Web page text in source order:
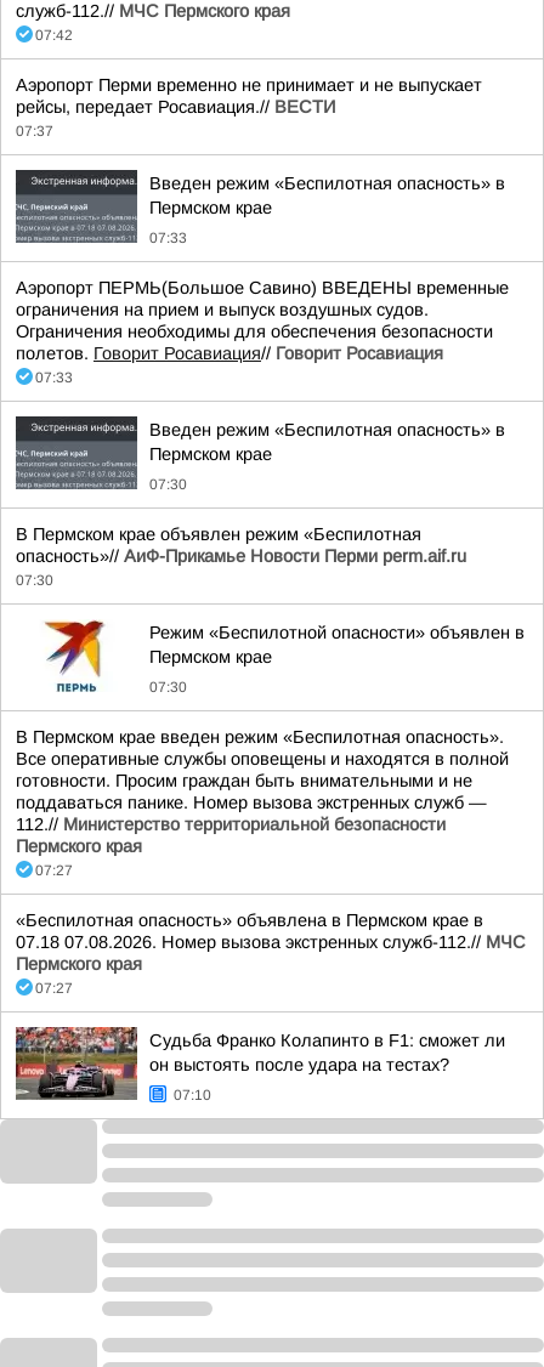
служб-112.// МЧС Пермского края
07:42
Аэропорт Перми временно не принимает и не выпускает
рейсы, передает Росавиация.// ВЕСТИ
07:37
Введен режим «Беспилотная опасность» в
Пермском крае
07:33
Аэропорт ПЕРМЬ(Большое Савино) ВВЕДЕНЫ временные
ограничения на прием и выпуск воздушных судов.
Ограничения необходимы для обеспечения безопасности
полетов. Говорит Росавиация// Говорит Росавиация
07:33
Введен режим «Беспилотная опасность» в
Пермском крае
07:30
В Пермском крае объявлен режим «Беспилотная
опасность»// АиФ-Прикамье Новости Перми perm.aif.ru
07:30
Режим «Беспилотной опасности» объявлен в
Пермском крае
07:30
В Пермском крае введен режим «Беспилотная опасность».
Все оперативные службы оповещены и находятся в полной
готовности. Просим граждан быть внимательными и не
поддаваться панике. Номер вызова экстренных служб —
112.// Министерство территориальной безопасности
Пермского края
07:27
«Беспилотная опасность» объявлена в Пермском крае в
07.18 07.08.2026. Номер вызова экстренных служб-112.// МЧС
Пермского края
07:27
Судьба Франко Колапинто в F1: сможет ли
он выстоять после удара на тестах?
07:10